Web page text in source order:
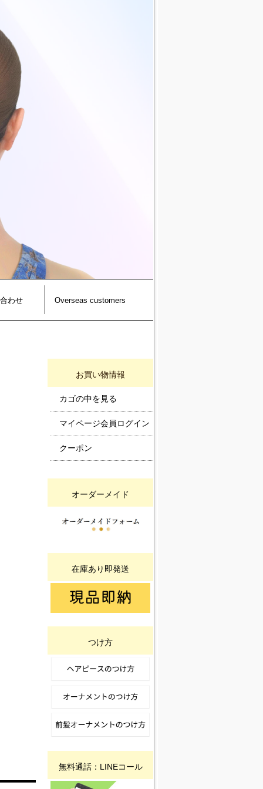
わせ Overseas customers
お買い物情報
カゴの中を見る
マイページ会員ログイン
クーポン
オーダーメイド
在庫あり即発送
つけ方
無料通話：LINEコール